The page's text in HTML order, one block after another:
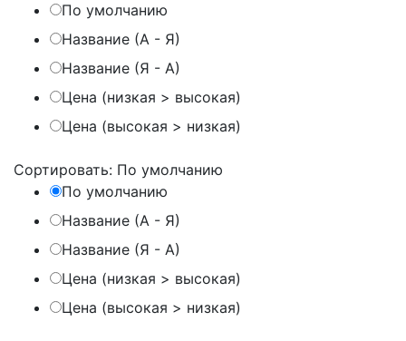
По умолчанию
Название (А - Я)
Название (Я - А)
Цена (низкая > высокая)
Цена (высокая > низкая)
Сортировать: По умолчанию
По умолчанию
Название (А - Я)
Название (Я - А)
Цена (низкая > высокая)
Цена (высокая > низкая)